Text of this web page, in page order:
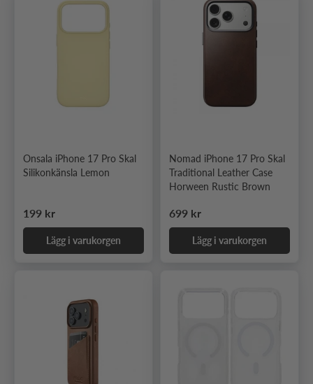
Onsala iPhone 17 Pro Skal
Silikonkänsla Lemon
Ordinarie pris
199 kr
Lägg i varukorgen
Nomad iPhone 17 Pro Skal
Traditional Leather Case
Horween Rustic Brown
Ordinarie pris
699 kr
Lägg i varukorgen